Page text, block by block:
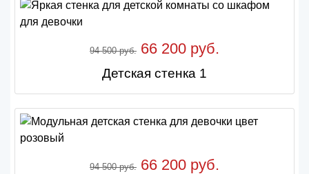
94 500 руб. 66 200 руб.
Детская стенка 1
94 500 руб. 66 200 руб.